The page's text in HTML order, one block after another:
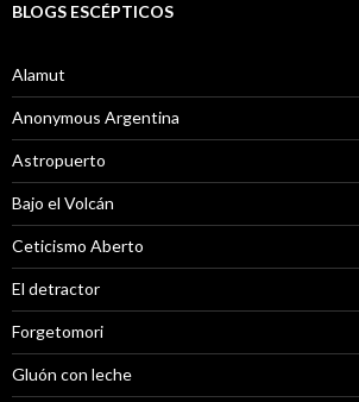
BLOGS ESCÉPTICOS
Alamut
Anonymous Argentina
Astropuerto
Bajo el Volcán
Ceticismo Aberto
El detractor
Forgetomori
Gluón con leche